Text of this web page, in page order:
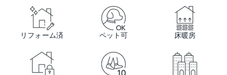
リフォーム済 ペット可 床暖房